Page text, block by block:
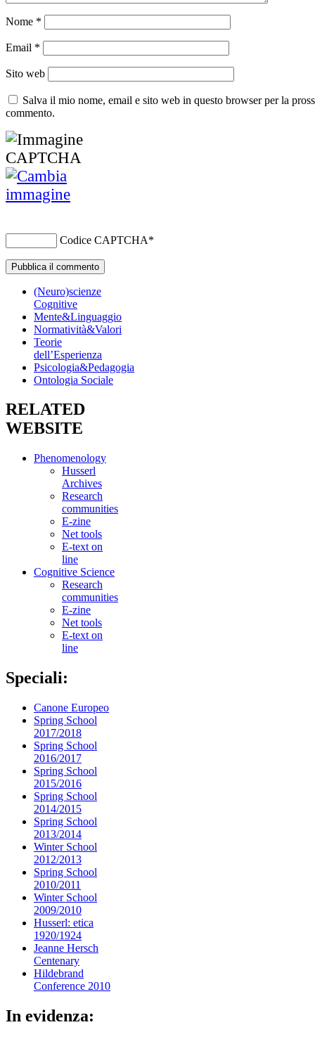
Nome *
Email *
Sito web
Salva il mio nome, email e sito web in questo browser per la
commento.
Codice CAPTCHA*
(Neuro)scienze
Cognitive
Mente&Linguaggio
Normatività&Valori
Teorie
dell’Esperienza
Psicologia&Pedagogia
Ontologia Sociale
RELATED
WEBSITE
Phenomenology
Husserl
Archives
Research
communities
E-zine
Net tools
E-text on
line
Cognitive Science
Research
communities
E-zine
Net tools
E-text on
line
Speciali:
Canone Europeo
Spring School
2017/2018
Spring School
2016/2017
Spring School
2015/2016
Spring School
2014/2015
Spring School
2013/2014
Winter School
2012/2013
Spring School
2010/2011
Winter School
2009/2010
Husserl: etica
1920/1924
Jeanne Hersch
Centenary
Hildebrand
Conference 2010
In evidenza: